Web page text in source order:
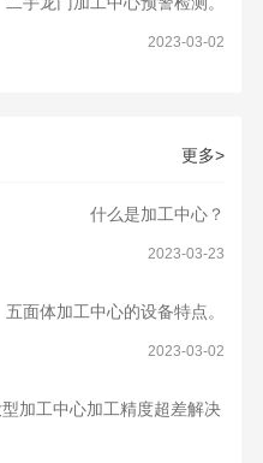
2023-03-02
更多>
什么是加工中心？
2023-03-23
五面体加工中心的设备特点。
2023-03-02
加工中心加工精度超差解决